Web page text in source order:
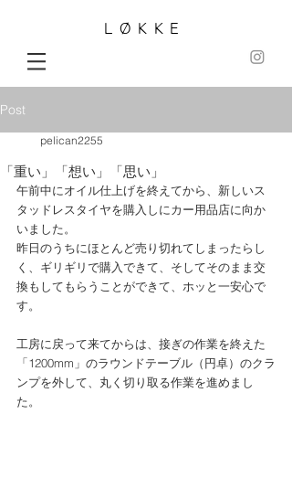
LØKKE
Post
「重い」「想い」「思い」
pelican2255
午前中にオイル仕上げを終えてから、新しいス
タッドレスタイヤを購入しにカー用品店に向か
いました。
昨日のうちにほとんど売り切れてしまったらし
く、ギリギリで購入できて、そしてそのまま交
換もしてもらうことができて、ホッと一安心で
す。
工房に戻って来てからは、接ぎの作業を終えた
「1200mm」のラウンドテーブル（円卓）のクラ
ンプを外して、丸く切り取る作業を進めまし
た。